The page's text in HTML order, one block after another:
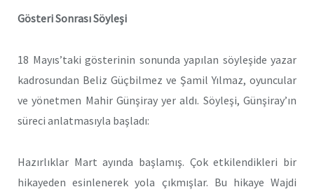
Gösteri Sonrası Söyleşi
18 Mayıs’taki gösterinin sonunda yapılan söyleşide yazar
kadrosundan Beliz Güçbilmez ve Şamil Yılmaz, oyuncular
ve yönetmen Mahir Günşiray yer aldı. Söyleşi, Günşiray’ın
süreci anlatmasıyla başladı:
Hazırlıklar Mart ayında başlamış. Çok etkilendikleri bir
hikayeden esinlenerek yola çıkmışlar. Bu hikaye Wajdi